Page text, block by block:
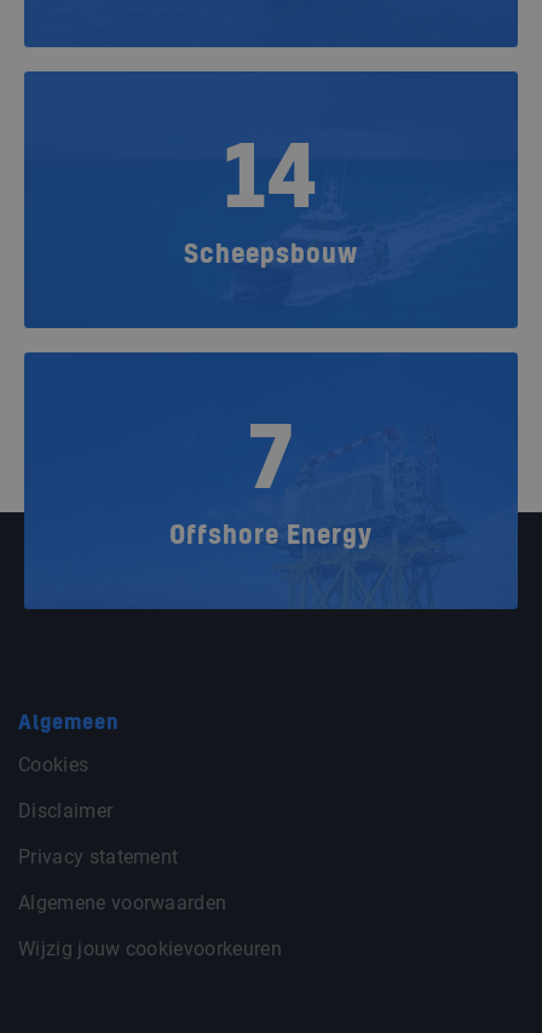
14
Scheepsbouw
7
Offshore Energy
Algemeen
Cookies
Disclaimer
Privacy statement
Algemene voorwaarden
Wijzig jouw cookievoorkeuren